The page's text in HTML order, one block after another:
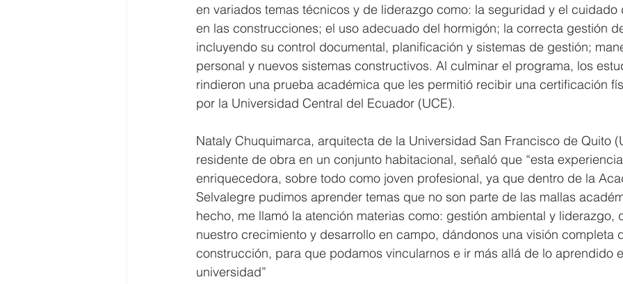
en variados temas técnicos y de liderazgo como: la seguridad y el cuidado
en las construcciones; el uso adecuado del hormigón; la correcta gestión
incluyendo su control documental, planificación y sistemas de gestión;
personal y nuevos sistemas constructivos. Al culminar el programa, los
rindieron una prueba académica que les permitió recibir una certificación
por la Universidad Central del Ecuador (UCE).
Nataly Chuquimarca, arquitecta de la Universidad San Francisco de Quito
residente de obra en un conjunto habitacional, señaló que “esta
enriquecedora, sobre todo como joven profesional, ya que dentro de la
Selvalegre pudimos aprender temas que no son parte de las mallas
hecho, me llamó la atención materias como: gestión ambiental y liderazgo,
nuestro crecimiento y desarrollo en campo, dándonos una visión completa
construcción, para que podamos vincularnos e ir más allá de lo aprendido
universidad”